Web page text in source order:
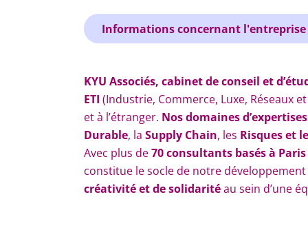
Informations concernant l'entreprise
KYU Associés, cabinet de conseil et
ETI (Industrie, Commerce, Luxe, Réseaux
et à l’étranger. Nos domaines
Durable, la Supply Chain, les Risques et
Avec plus de70 consultants basés à
constitue le socle de notre
créativité et de solidaritéau sein d’une